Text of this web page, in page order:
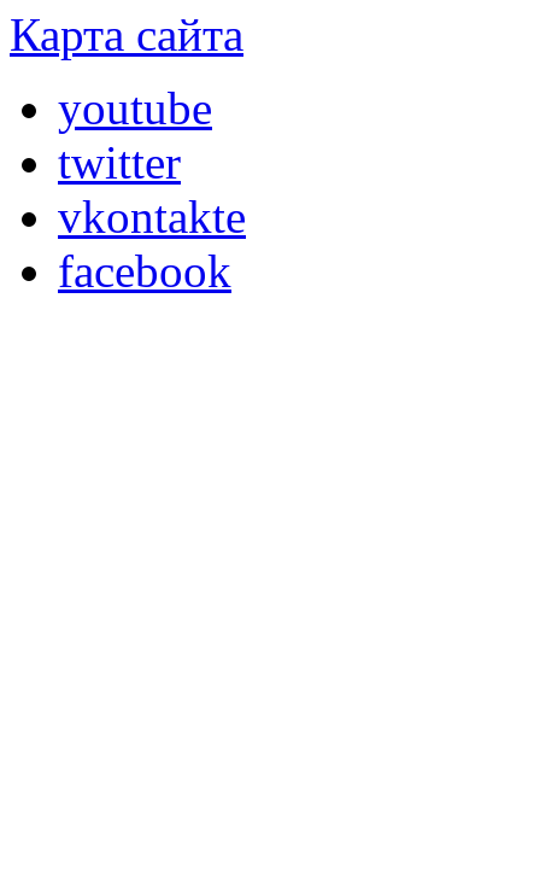
Карта сайта
youtube
twitter
vkontakte
facebook